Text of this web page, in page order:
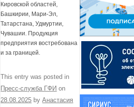
Кировской областей,
Башкирии, Мари-Эл,
Татарстана, Удмуртии,
Чувашии. Продукция
предприятия востребована
и за границей.
This entry was posted in
Пресс-служба ГФИ on
28.08.2025 byАнастасия